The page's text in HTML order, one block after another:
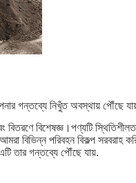
গন্তব্যে নিখুঁত অবস্থায় পৌঁছে যায়
বিশেষজ্ঞ।পণ্যটি
বিভিন্ন পরিবহন বিকল্প সরবরাহ
তার গন্তব্যে পৌঁছে যায়.